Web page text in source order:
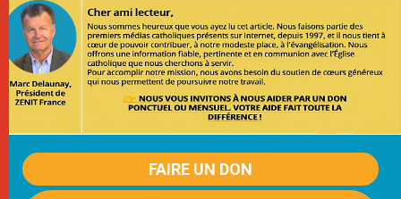
FAIRE UN DON